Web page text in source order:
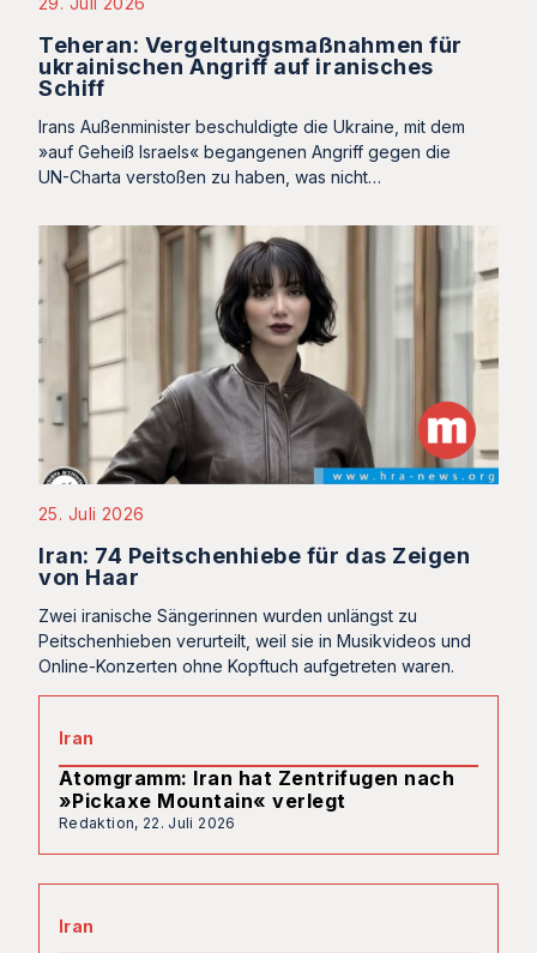
Teheran: Vergeltungsmaßnahmen für
ukrainischen Angriff auf iranisches
Schiff
Irans Außenminister beschuldigte die Ukraine, mit dem
»auf Geheiß Israels« begangenen Angriff gegen die
UN-Charta verstoßen zu haben, was nicht…
25. Juli 2026
Iran: 74 Peitschenhiebe für das Zeigen
von Haar
Zwei iranische Sängerinnen wurden unlängst zu
Peitschenhieben verurteilt, weil sie in Musikvideos und
Online-Konzerten ohne Kopftuch aufgetreten waren.
Iran
Atomgramm: Iran hat Zentrifugen nach
»Pickaxe Mountain« verlegt
Redaktion, 22. Juli 2026
Iran